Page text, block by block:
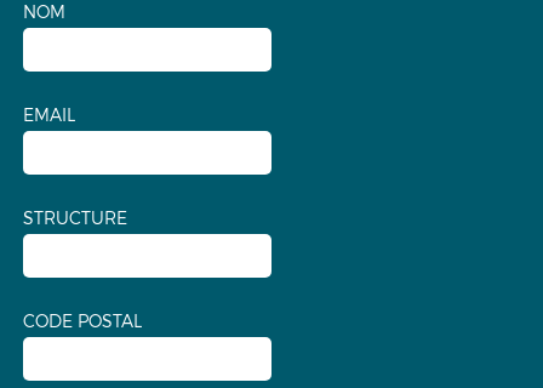
NOM
EMAIL
STRUCTURE
CODE POSTAL